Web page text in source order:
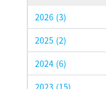
2026 (3)
2025 (2)
2024 (6)
2023 (15)